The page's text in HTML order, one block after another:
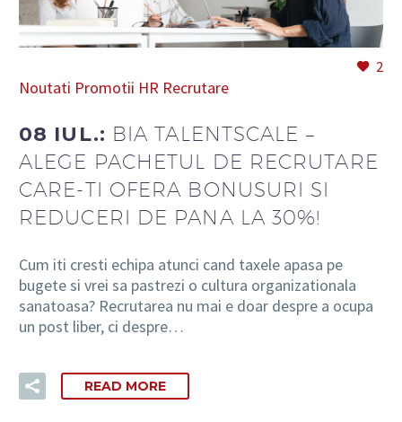
2
Noutati Promotii HR Recrutare
08 IUL.: BIA TALENTSCALE –
ALEGE PACHETUL DE RECRUTARE
CARE-TI OFERA BONUSURI SI
REDUCERI DE PANA LA 30%!
Cum iti cresti echipa atunci cand taxele apasa pe
bugete si vrei sa pastrezi o cultura organizationala
sanatoasa? Recrutarea nu mai e doar despre a ocupa
un post liber, ci despre…
READ MORE